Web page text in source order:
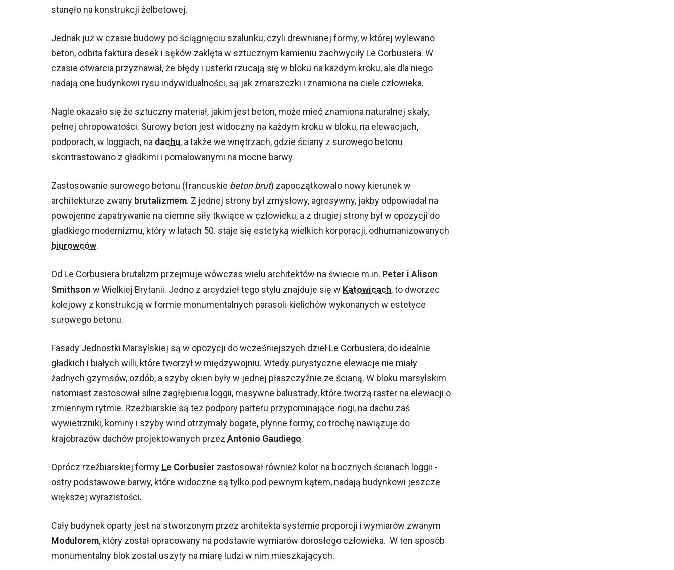
stanęło na konstrukcji żelbetowej.
Jednak już w czasie budowy po ściągnięciu szalunku, czyli drewnianej formy, w której wylewano
beton, odbita faktura desek i sęków zaklęta w sztucznym kamieniu zachwyciły Le Corbusiera. W
czasie otwarcia przyznawał, że błędy i usterki rzucają się w bloku na każdym kroku, ale dla niego
nadają one budynkowi rysu indywidualności, są jak zmarszczki i znamiona na ciele człowieka.
Nagle okazało się że sztuczny materiał, jakim jest beton, może mieć znamiona naturalnej skały,
pełnej chropowatości. Surowy beton jest widoczny na każdym kroku w bloku, na elewacjach,
podporach, w loggiach, na dachu, a także we wnętrzach, gdzie ściany z surowego betonu
skontrastowano z gładkimi i pomalowanymi na mocne barwy.
Zastosowanie surowego betonu (francuskie beton brut) zapoczątkowało nowy kierunek w
architekturze zwany brutalizmem. Z jednej strony był zmysłowy, agresywny, jakby odpowiadał na
powojenne zapatrywanie na ciemne siły tkwiące w człowieku, a z drugiej strony był w opozycji do
gładkiego modernizmu, który w latach 50. staje się estetyką wielkich korporacji, odhumanizowanych
biurowców.
Od Le Corbusiera brutalizm przejmuje wówczas wielu architektów na świecie m.in. Peter i Alison
Smithson w Wielkiej Brytanii. Jedno z arcydzieł tego stylu znajduje się w Katowicach, to dworzec
kolejowy z konstrukcją w formie monumentalnych parasoli-kielichów wykonanych w estetyce
surowego betonu.
Fasady Jednostki Marsylskiej są w opozycji do wcześniejszych dzieł Le Corbusiera, do idealnie
gładkich i białych willi, które tworzył w międzywojniu. Wtedy purystyczne elewacje nie miały
żadnych gzymsów, ozdób, a szyby okien były w jednej płaszczyźnie ze ścianą. W bloku marsylskim
natomiast zastosował silne zagłębienia loggii, masywne balustrady, które tworzą raster na elewacji o
zmiennym rytmie. Rzeźbiarskie są też podpory parteru przypominające nogi, na dachu zaś
wywietrzniki, kominy i szyby wind otrzymały bogate, płynne formy, co trochę nawiązuje do
krajobrazów dachów projektowanych przez Antonio Gaudiego.
Oprócz rzeźbiarskiej formy Le Corbusier zastosował również kolor na bocznych ścianach loggii -
ostry podstawowe barwy, które widoczne są tylko pod pewnym kątem, nadają budynkowi jeszcze
większej wyrazistości.
Cały budynek oparty jest na stworzonym przez architekta systemie proporcji i wymiarów zwanym
Modulorem, który został opracowany na podstawie wymiarów dorosłego człowieka. W ten sposób
monumentalny blok został uszyty na miarę ludzi w nim mieszkających.